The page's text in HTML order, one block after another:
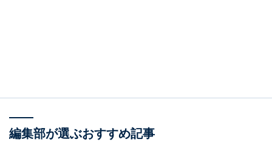
THE NORTH FACEの「リュック」が限定価格
編集部が選ぶおすすめ記事